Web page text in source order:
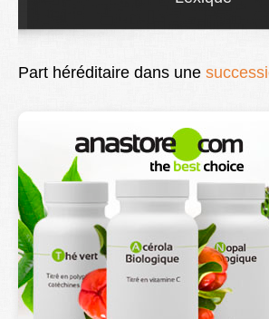
Soins
Droit
Better Health
Part héréditaire dans une